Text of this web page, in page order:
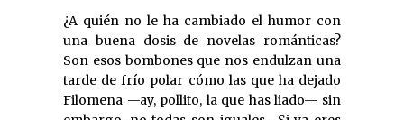
¿A quién no le ha cambiado el humor con
una buena dosis de novelas románticas?
Son esos bombones que nos endulzan una
tarde de frío polar cómo las que ha dejado
Filomena —ay, pollito, la que has liado— sin